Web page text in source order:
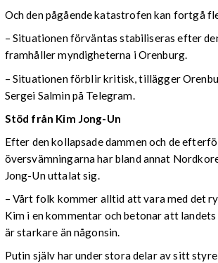
Och den pågående katastrofen kan fortgå
– Situationen förväntas stabiliseras efter
framhåller myndigheterna i Orenburg.
– Situationen förblir kritisk, tillägger
Sergei Salmin på Telegram.
Stöd från Kim Jong-Un
Efter den kollapsade dammen och de
översvämningarna har bland annat
Jong-Un uttalat sig.
– Vårt folk kommer alltid att vara med det
Kim i en kommentar och betonar att landets
är starkare än någonsin.
Putin själv har under stora delar av sitt